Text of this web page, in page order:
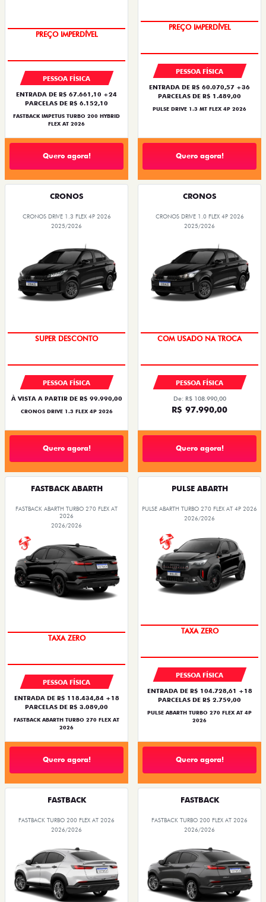
OPORTUNIDADE
PESSOA FÍSICA
ENTRADA DE R$ 67.661,10 +24
PARCELAS DE R$ 6.152,10
FASTBACK IMPETUS TURBO 200 HYBRID
FLEX AT 2026
Quero agora!
OPORTUNIDADE
PESSOA FÍSICA
ENTRADA DE R$ 60.070,57 +36
PARCELAS DE R$ 1.489,00
PULSE DRIVE 1.3 MT FLEX 4P 2026
Quero agora!
CRONOS
CRONOS DRIVE 1.3 FLEX 4P 2026
2025/2026
BÔNUS DE ATÉ R$ 14 MIL
PESSOA FÍSICA
À VISTA A PARTIR DE R$ 99.990,00
CRONOS DRIVE 1.3 FLEX 4P 2026
Quero agora!
CRONOS
CRONOS DRIVE 1.0 FLEX 4P 2026
2025/2026
SUPER DESCONTO
PESSOA FÍSICA
De: R$ 108.990,00
R$ 97.990,00
Quero agora!
FASTBACK ABARTH
FASTBACK ABARTH TURBO 270 FLEX AT
2026
2026/2026
SAIA DE FIAT 0KM
PESSOA FÍSICA
ENTRADA DE R$ 118.434,84 +18
PARCELAS DE R$ 3.089,00
FASTBACK ABARTH TURBO 270 FLEX AT
2026
Quero agora!
PULSE ABARTH
PULSE ABARTH TURBO 270 FLEX AT 4P 2026
2026/2026
SAIA DE FIAT 0KM
PESSOA FÍSICA
ENTRADA DE R$ 104.728,61 +18
PARCELAS DE R$ 2.759,00
PULSE ABARTH TURBO 270 FLEX AT 4P
2026
Quero agora!
FASTBACK
FASTBACK TURBO 200 FLEX AT 2026
2026/2026
FASTBACK
FASTBACK TURBO 200 FLEX AT 2026
2026/2026